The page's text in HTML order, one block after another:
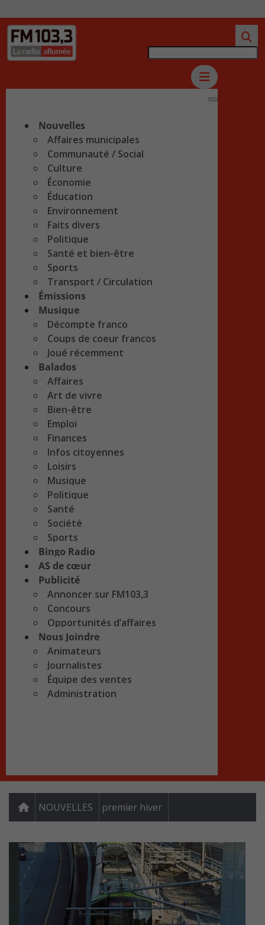
Nouvelles
Affaires municipales
Communauté / Social
Culture
Économie
Éducation
Environnement
Faits divers
Politique
Santé et bien-être
Sports
Transport / Circulation
Émissions
Musique
Décompte franco
Coups de coeur francos
Joué récemment
Balados
Affaires
Art de vivre
Bien-être
Emploi
Finances
Infos citoyennes
Loisirs
Musique
Politique
Santé
Société
Sports
Bingo Radio
AS de cœur
Publicité
Annoncer sur FM103,3
Concours
Opportunités d’affaires
Nous Joindre
Animateurs
Journalistes
Équipe des ventes
Administration
NOUVELLES premier hiver